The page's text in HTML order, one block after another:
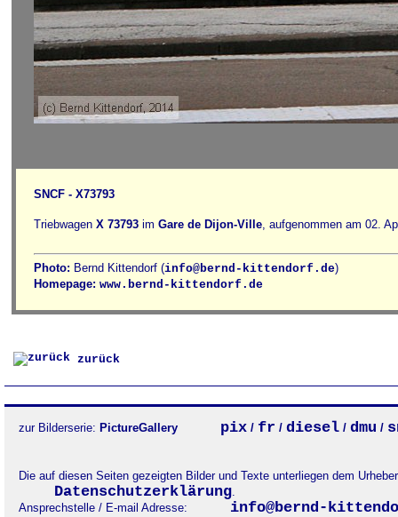
SNCF - X73793
Triebwagen X 73793 im Gare de Dijon-Ville, aufgenommen am 02.
Photo: Bernd Kittendorf (info@bernd-kittendorf.de)
Homepage: www.bernd-kittendorf.de
zurück
zur Bilderserie: PictureGallery pix / fr / diesel / dmu /
Die auf diesen Seiten gezeigten Bilder und Texte unterliegen dem
Datenschutzerklärung.
Ansprechstelle / E-mail Adresse:
info@bernd-